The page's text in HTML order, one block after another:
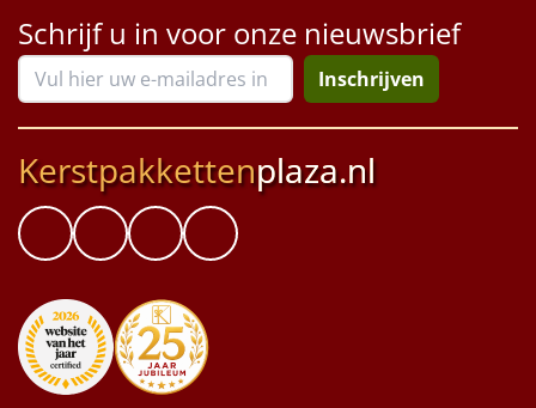
Schrijf u in voor onze nieuwsbrief
Inschrijven
Kerstpakkettenplaza.nl